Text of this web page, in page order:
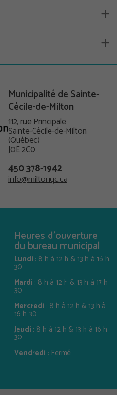
Municipalité de Sainte-
Cécile-de-Milton
112, rue Principale
Sainte-Cécile-de-Milton
(Québec)
J0E 2C0
450 378-1942
info@miltonqc.ca
Heures d'ouverture
du bureau municipal
Lundi : 8 h à 12 h & 13 h à 16 h
30
Mardi : 8 h à 12 h & 13 h à 17 h
30
Mercredi : 8 h à 12 h & 13 h à
16 h 30
Jeudi : 8 h à 12 h & 13 h à 16 h
30
Vendredi : Fermé